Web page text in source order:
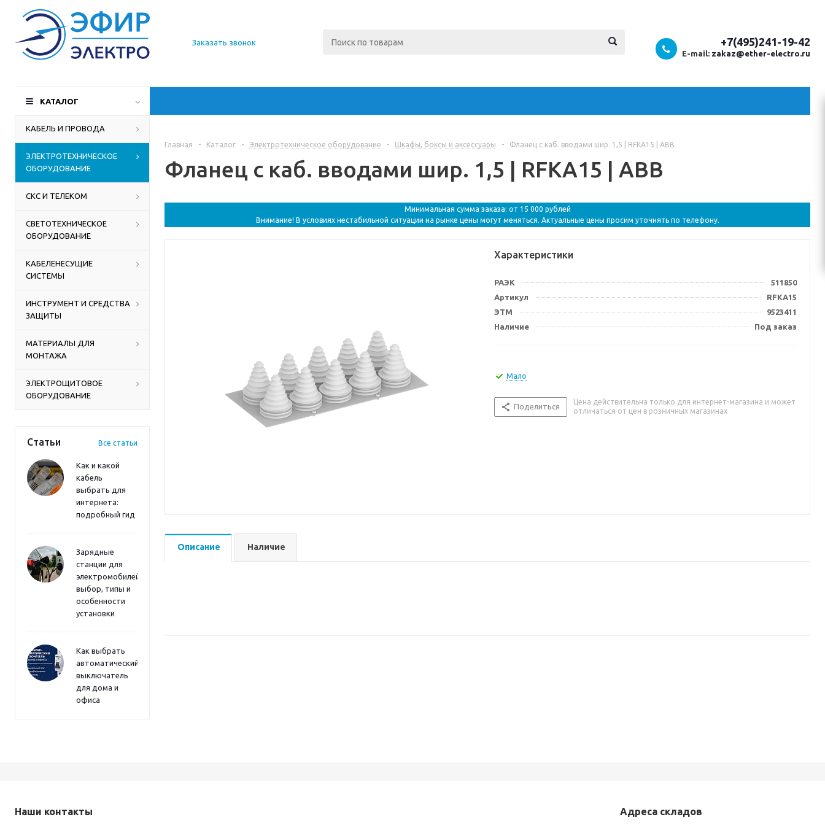
О компании
Доставка
Производители
Контакты
Заказать звонок +7(495)241-19-42
E-mail: zakaz@ether-electro.ru
КАТАЛОГ
КАБЕЛЬ И ПРОВОДА
ЭЛЕКТРОТЕХНИЧЕСКОЕ
ОБОРУДОВАНИЕ
СКС И ТЕЛЕКОМ
СВЕТОТЕХНИЧЕСКОЕ
ОБОРУДОВАНИЕ
КАБЕЛЕНЕСУЩИЕ
СИСТЕМЫ
ИНСТРУМЕНТ И СРЕДСТВА
ЗАЩИТЫ
МАТЕРИАЛЫ ДЛЯ
МОНТАЖА
ЭЛЕКТРОЩИТОВОЕ
ОБОРУДОВАНИЕ
Статьи Все статьи
Как и какой
кабель
выбрать для
интернета:
подробный гид
Зарядные
станции для
электромобилей:
выбор, типы и
особенности
установки
Как выбрать
автоматический
выключатель
для дома и
офиса
Главная - Каталог - Электротехническое оборудование - Шкафы, боксы и аксессуары - Фланец с каб. вводами шир. 1,5 | RFKA15 | ABB
Фланец с каб. вводами шир. 1,5 | RFKA15 | ABB
Минимальная сумма заказа: от 15 000 рублей
Внимание! В условиях нестабильной ситуации на рынке цены могут меняться. Актуальные цены просим уточнять по телефону.
Характеристики
РАЭК
511850
Артикул
RFKA15
ЭТМ
9523411
Наличие
Под заказ
Мало
Поделиться
Цена действительна только для интернет-магазина и может
отличаться от цен в розничных магазинах
Описание Наличие
Наши контакты Адреса складов